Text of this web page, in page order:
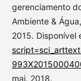
gerenciamento
Ambiente &
2015. Disponível
mai. 2018.